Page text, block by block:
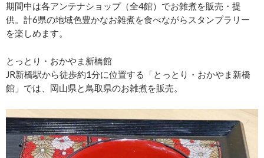
期間中は各アンテナショップ（全4館）でお雑煮を販売・提
供。計6県の地域色豊かなお雑煮を食べながらスタンプラリー
を楽しめます。
とっとり・おかやま新橋館
JR新橋駅から徒歩約1分に位置する「とっとり・おかやま新橋
館」では、岡山県と鳥取県のお雑煮を販売。